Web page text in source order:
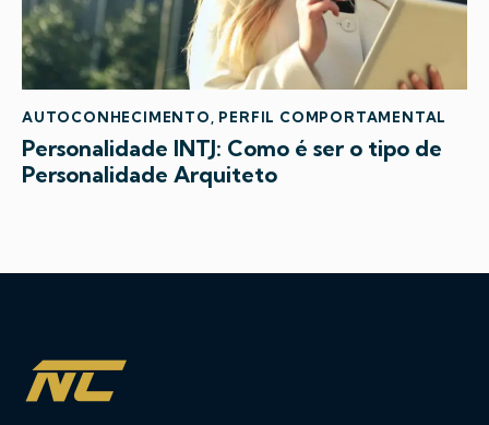
AUTOCONHECIMENTO PERFIL COMPORTAMENTAL
Personalidade INTJ: Como é ser o tipo de
Personalidade Arquiteto